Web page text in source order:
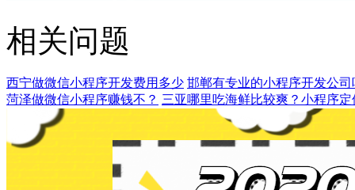
相关问题
西宁做微信小程序开发费用多少 邯郸有专业的小程序开发公司
菏泽做微信小程序赚钱不？ 三亚哪里吃海鲜比较爽？小程序定